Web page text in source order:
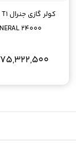
24000 GZGENERAL
75,322,500